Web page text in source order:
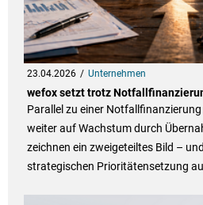
23.04.2026 Unternehmen
wefox setzt trotz
Parallel zu einer
weiter auf Wachstum durch
zeichnen ein zweigeteiltes Bild –
strategischen Prioritätensetzung